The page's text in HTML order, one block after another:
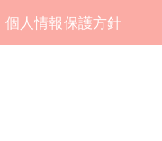
個人情報保護方針